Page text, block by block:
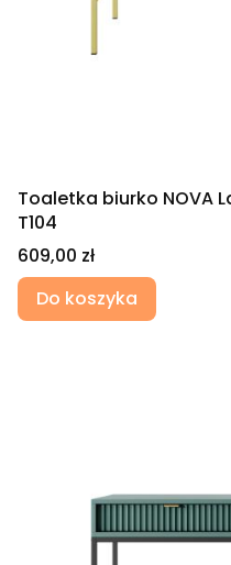
Toaletka biurko NOVA
T104
Cena
609,00 zł
Do koszyka